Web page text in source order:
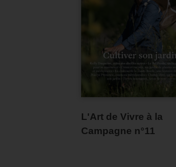
L'Art de Vivre à la
Campagne n°11